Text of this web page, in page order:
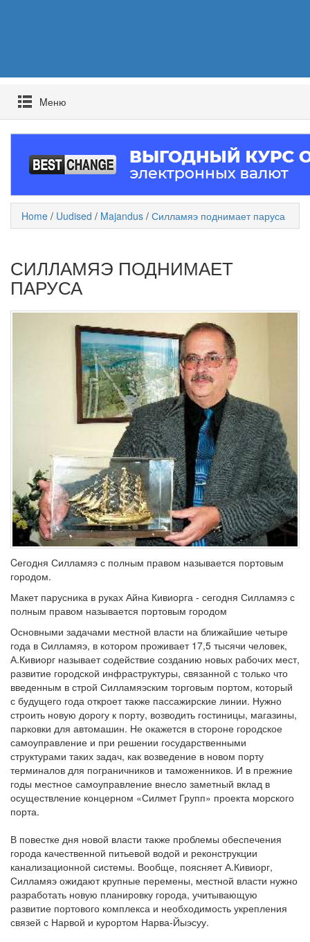
Mеню
Home / Uudised / Majandus / Силламяэ поднимает паруса
СИЛЛАМЯЭ ПОДНИМАЕТ
ПАРУСА
Cегодня Силламяэ с полным правом называется портовым
городом.
Макет парусника в руках Айна Кивиорга - сегодня Силламяэ с
полным правом называется портовым городом
Основными задачами местной власти на ближайшие четыре
года в Силламяэ, в котором проживает 17,5 тысячи человек,
А.Кивиорг называет содействие созданию новых рабочих мест,
развитие городской инфраструктуры, связанной с только что
введенным в строй Силламяэским торговым портом, который
с будущего года откроет также пассажирские линии. Нужно
строить новую дорогу к порту, возводить гостиницы, магазины,
парковки для автомашин. Не окажется в стороне городское
самоуправление и при решении государственными
структурами таких задач, как возведение в новом порту
терминалов для пограничников и таможенников. И в прежние
годы местное самоуправление внесло заметный вклад в
осуществление концерном «Силмет Групп» проекта морского
порта.
В повестке дня новой власти также проблемы обеспечения
города качественной питьевой водой и реконструкции
канализационной системы. Вообще, поясняет А.Кивиорг,
Силламяэ ожидают крупные перемены, местной власти нужно
разработать новую планировку города, учитывающую
развитие портового комплекса и необходимость укрепления
связей с Нарвой и курортом Нарва-Йыэсуу.